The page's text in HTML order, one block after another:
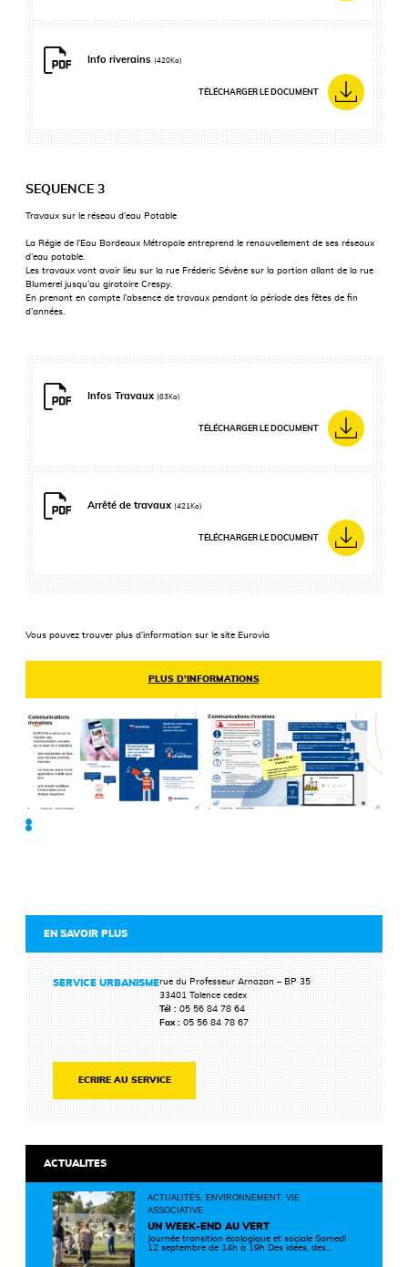
Info riverains(420Ko)
TÉLÉCHARGER LE DOCUMENT
SEQUENCE 3
Travaux sur le réseau d’eau Potable
La Régie de l’Eau Bordeaux Métropole entreprend le renouvellement de ses réseaux
d’eau potable.
Les travaux vont avoir lieu sur la rue Fréderic Sévène sur la portion allant de la rue
Blumerel jusqu’au giratoire Crespy.
En prenant en compte l’absence de travaux pendant la période des fêtes de fin
d’années.
Infos Travaux(83Ko)
TÉLÉCHARGER LE DOCUMENT
Arrêté de travaux(421Ko)
TÉLÉCHARGER LE DOCUMENT
Vous pouvez trouver plus d’information sur le site Eurovia
PLUS D’INFORMATIONS
EN SAVOIR PLUS
SERVICE URBANISMErue du Professeur Arnozan – BP 35
33401 Talence cedex
Tél :05 56 84 78 64
Fax : 05 56 84 78 67
ECRIRE AU SERVICE
ACTUALITES
ACTUALITÉS, ENVIRONNEMENT, VIE
ASSOCIATIVE
UN WEEK-END AU VERT
Journée transition écologique et sociale Samedi
12 septembre de 14h à 19h Des idées, des